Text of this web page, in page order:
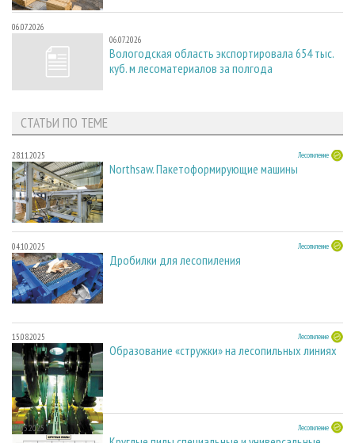
06.07.2026
06.07.2026
Вологодская область экспортировала 654 тыс.
куб. м лесоматериалов за полгода
СТАТЬИ ПО ТЕМЕ
28.11.2025 Лесопиление
Northsaw. Пакетоформирующие машины
04.10.2025 Лесопиление
Дробилки для лесопиления
15.08.2025 Лесопиление
Образование «стружки» на лесопильных линиях
27.05.2025 Лесопиление